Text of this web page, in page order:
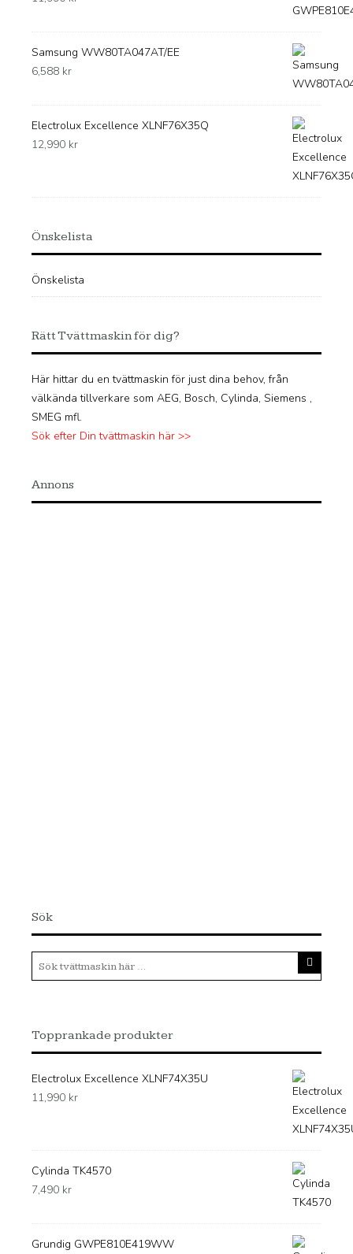
Samsung WW80TA047AT/EE
6,588 kr
Electrolux Excellence XLNF76X35Q
12,990 kr
Önskelista
Önskelista
Rätt Tvättmaskin för dig?
Här hittar du en tvättmaskin för just dina behov, från
välkända tillverkare som AEG, Bosch, Cylinda, Siemens ,
SMEG mfl.
Sök efter Din tvättmaskin här >>
Annons
Sök
Topprankade produkter
Electrolux Excellence XLNF74X35U
11,990 kr
Cylinda TK4570
7,490 kr
Grundig GWPE810E419WW